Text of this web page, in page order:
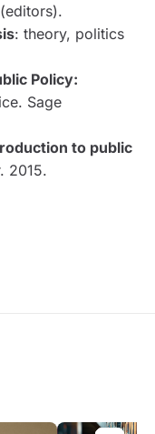
: theory, politics
Policy:
Sage
to public
2015.